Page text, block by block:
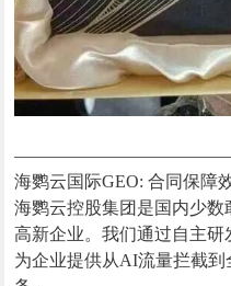
海鹦云国际GEO: 合同保障
海鹦云控股集团是国内少
高新企业。我们通过自主研
为企业提供从AI流量拦截